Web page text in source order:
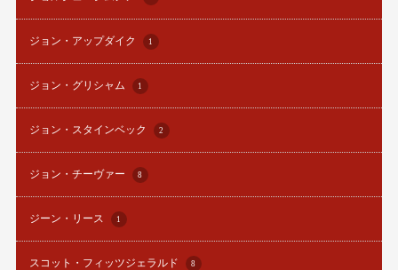
ジョン・アップダイク 1
ジョン・グリシャム 1
ジョン・スタインベック 2
ジョン・チーヴァー 8
ジーン・リース 1
スコット・フィッツジェラルド 8